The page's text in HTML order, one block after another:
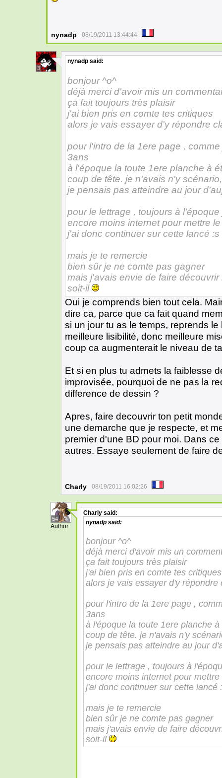
nynadp 08/19/2011 13:44:44
3
nynadp said:
bonjour ^o^
déjà merci d'avoir mis un
ça fait toujours très plaisir
j'ai bien pris en comte tes critiques
alors je vais essayer d'y répondre
pour l'intro de la 1ere page ,
3ans
à l'époque la toute 1ere planche à
coup de tête. je n'avais n'y
je pensais pas atteindre au jour
pour le lettrage , toujours à
encore moins internet pour mettre
j'ai donc continuer sur cette lancé :s
mais je te remercie
bien sûr je ne comte pas gagner
mais j'avais envie de faire
soit-il
Oui je comprends bien tout cela.
dire ca, parce que ca fait quand
si un jour tu as le temps, reprends
meilleure lisibilité, donc meilleure
coup ca augmenterait le niveau de
Et si en plus tu admets la faiblesse
improvisée, pourquoi de ne pas la
difference de dessin ?
Apres, faire decouvrir ton petit
une demarche que je respecte, et
premier d'une BD pour moi. Dans
autres. Essaye seulement de faire
Charly 08/19/2011 16:02:26
54
Author
Charly said:
nynadp said:
bonjour ^o^
déjà merci d'avoir mis un
ça fait toujours très plaisir
j'ai bien pris en comte tes critiques
alors je vais essayer d'y
pour l'intro de la 1ere page ,
3ans
à l'époque la toute 1ere planche
coup de tête. je n'avais n'y
je pensais pas atteindre au jour
pour le lettrage , toujours à
encore moins internet pour
j'ai donc continuer sur cette lancé
mais je te remercie
bien sûr je ne comte pas gagner
mais j'avais envie de faire
soit-il